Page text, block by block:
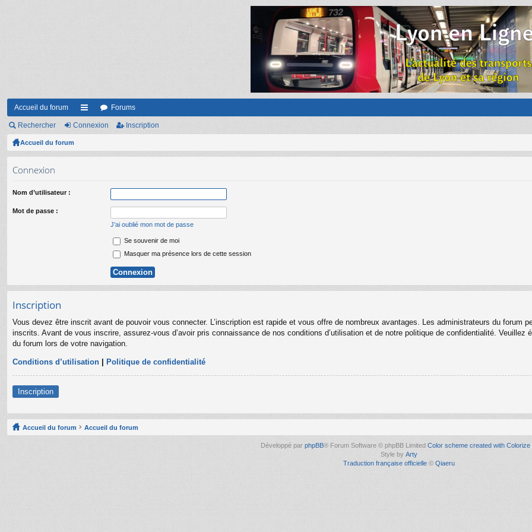
Accueil du forum
ac
Forums
Rechercher Connexion Inscription
Accueil du forum
Connexion
Nom d’utilisateur :
Mot de passe :
J’ai oublié mon mot de passe
Se souvenir de moi
Masquer ma présence lors de cette session
Inscription
Vous devez être inscrit avant de pouvoir vous connecter. L’inscription est rapide et vous offre de nombreux avantages. Les administrateurs du forum
inscrits. Avant de vous inscrire, assurez-vous d’avoir pris connaissance de nos conditions d’utilisation et de notre politique de confidentialité.
du forum lors de votre navigation.
Conditions d’utilisation | Politique de confidentialité
Inscription
Accueil du forum Accueil du forum
Développé par phpBB® Forum Software © phpBB Limited Color scheme created with Colorize
Style by Arty
Traduction française officielle © Qiaeru